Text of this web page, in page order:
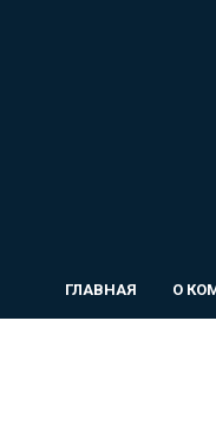
ГЛАВНАЯ О